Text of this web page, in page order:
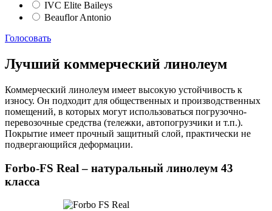
IVC Elite Baileys
Beauflor Antonio
Голосовать
Лучший коммерческий линолеум
Коммерческий линолеум имеет высокую устойчивость к
износу. Он подходит для общественных и производственных
помещений, в которых могут использоваться погрузочно-
перевозочные средства (тележки, автопогрузчики и т.п.).
Покрытие имеет прочный защитный слой, практически не
подвергающийся деформации.
Forbo-FS Real – натуральный линолеум 43
класса